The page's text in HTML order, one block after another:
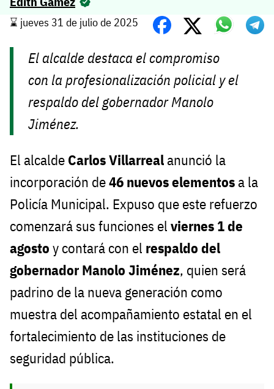
⌛️ jueves 31 de julio de 2025
El alcalde destaca el compromiso
con la profesionalización policial y el
respaldo del gobernador Manolo
Jiménez.
El alcalde Carlos Villarreal anunció la
incorporación de46 nuevos elementos a la
Policía Municipal. Expuso que este refuerzo
comenzará sus funciones el viernes 1 de
agosto y contará con el respaldo del
gobernador Manolo Jiménez, quien será
padrino de la nueva generación como
muestra del acompañamiento estatal en el
fortalecimiento de las instituciones de
seguridad pública.